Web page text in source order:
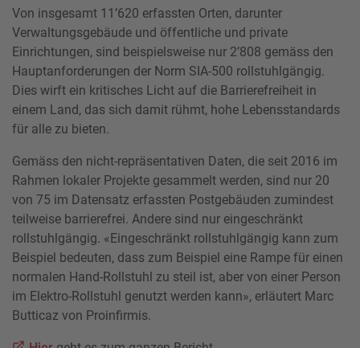
Von insgesamt 11’620 erfassten Orten, darunter
Verwaltungsgebäude und öffentliche und private
Einrichtungen, sind beispielsweise nur 2’808 gemäss den
Hauptanforderungen der Norm SIA-500 rollstuhlgängig.
Dies wirft ein kritisches Licht auf die Barrierefreiheit in
einem Land, das sich damit rühmt, hohe Lebensstandards
für alle zu bieten.
Gemäss den nicht-repräsentativen Daten, die seit 2016 im
Rahmen lokaler Projekte gesammelt werden, sind nur 20
von 75 im Datensatz erfassten Postgebäuden zumindest
teilweise barrierefrei. Andere sind nur eingeschränkt
rollstuhlgängig. «Eingeschränkt rollstuhlgängig kann zum
Beispiel bedeuten, dass zum Beispiel eine Rampe für einen
normalen Hand-Rollstuhl zu steil ist, aber von einer Person
im Elektro-Rollstuhl genutzt werden kann», erläutert Marc
Butticaz von Proinfirmis.